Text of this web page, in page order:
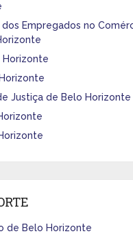
Empregados no
Horizonte
Justiça de Belo Horizonte
de Belo Horizonte